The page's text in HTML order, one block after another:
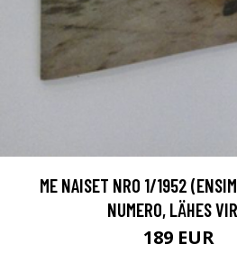
ME NAISET NRO 1/1952
NUMERO, LÄHES
189 EUR